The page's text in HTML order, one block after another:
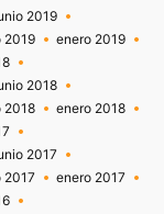
2019
2019
enero 2019
2018
2018
enero 2018
2017
2017
enero 2017